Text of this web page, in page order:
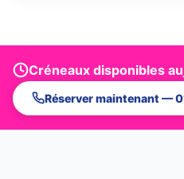
Créneaux disponibles
Réserver maintenant —